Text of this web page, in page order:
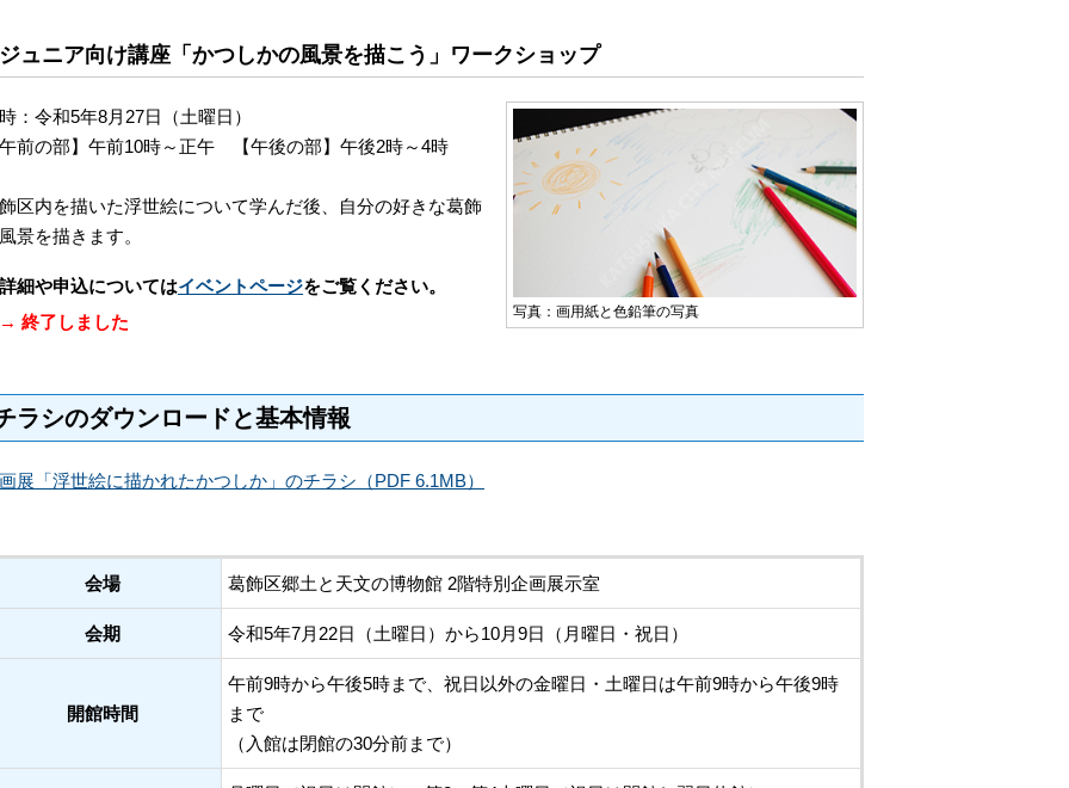
ジュニア向け講座「かつしかの風景を描こう」ワークショップ
写真：画用紙と色鉛筆の写真
：令和5年8月27日（土曜日）
前の部】午前10時～正午 【午後の部】午後2時～4時
区内を描いた浮世絵について学んだ後、自分の好きな葛飾
景を描きます。
詳細や申込についてはイベントページをご覧ください。
→ 終了しました
ラシのダウンロードと基本情報
展「浮世絵に描かれたかつしか」のチラシ（PDF 6.1MB）
会場 葛飾区郷土と天文の博物館 2階特別企画展示室
会期 令和5年7月 22日（土曜日）から10月9日（月曜日・祝日）
開館時間
午前9時から午後5時まで、祝日以外の金曜日・土曜日は午前9時から午後9時
まで
（入館は閉館の30分前まで）